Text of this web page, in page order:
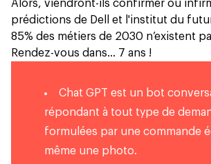
Alors, viendront-ils confirmer ou
prédictions de Dell et l'institut du
85% des métiers de 2030 n’existent
Rendez-vous dans… 7 ans !
Chat GPT est un bot
répondant à tout type de
formulées par une commande
même une photo.